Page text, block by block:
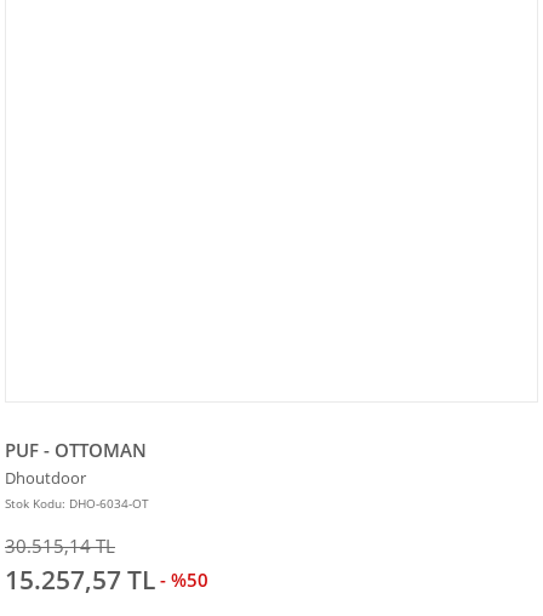
PUF - OTTOMAN
Dhoutdoor
Stok Kodu: DHO-6034-OT
30.515,14 TL
15.257,57 TL - %50